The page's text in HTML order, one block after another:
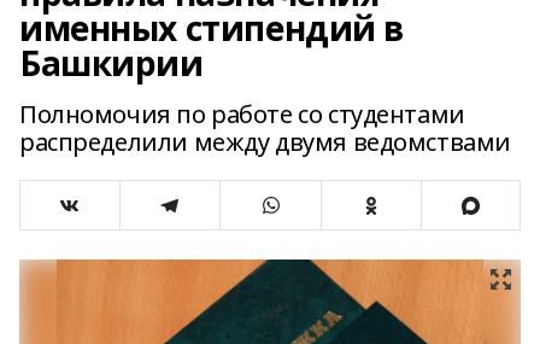
именных стипендий в
Башкирии
Полномочия по работе со студентами
распределили между двумя ведомствами